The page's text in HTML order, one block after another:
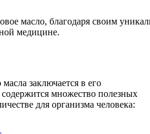
масло, благодаря своим
медицине.
заключается в его
множество полезных
для организма человека: